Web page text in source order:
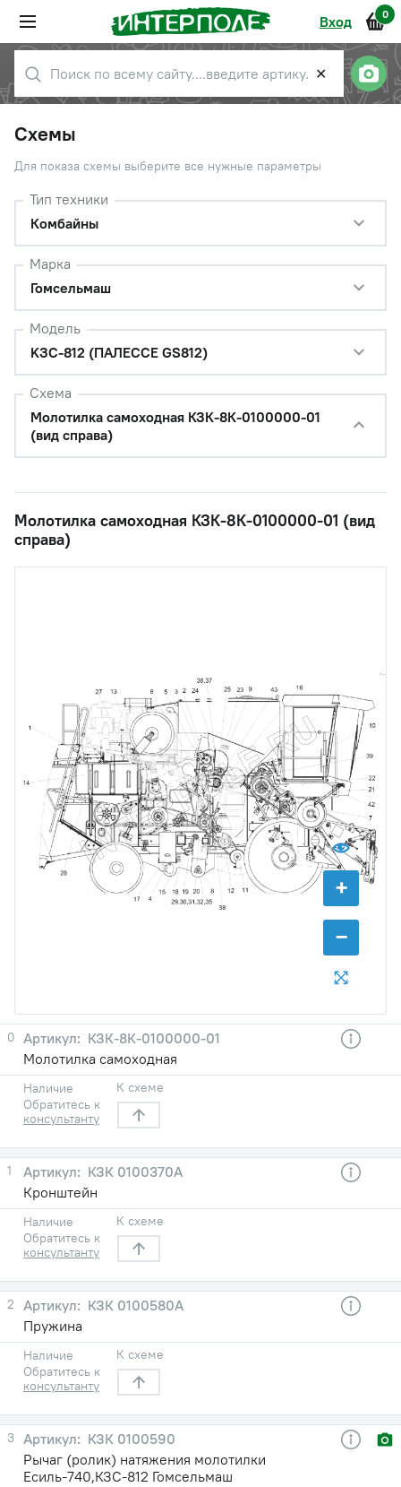
Вход 0
✕
Схемы
Для показа схемы выберите все нужные параметры
Тип техники
Комбайны
Марка
Гомсельмаш
Модель
KЗС-812 (ПАЛЕССЕ GS812)
Схема
Молотилка самоходная КЗК-8К-0100000-01
(вид справа)
Молотилка самоходная КЗК-8К-0100000-01 (вид
справа)
+
−
0
КЗК-8К-0100000-01
Молотилка самоходная
Наличие
Обратитесь к
консультанту
К схеме
1
КЗК 0100370А
Кронштейн
Наличие
Обратитесь к
консультанту
К схеме
2
КЗК 0100580А
Пружина
Наличие
Обратитесь к
консультанту
К схеме
3
КЗК 0100590
Рычаг (ролик) натяжения молотилки
Есиль-740,КЗС-812 Гомсельмаш